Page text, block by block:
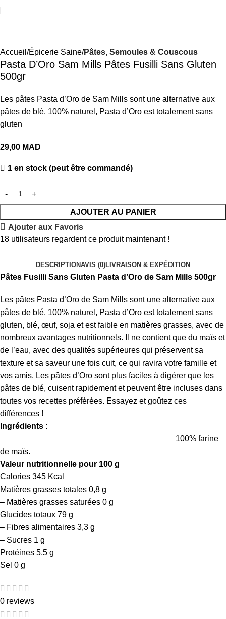
Accueil Épicerie Saine Pâtes, Semoules & Couscous
Pasta D’Oro Sam Mills Pâtes Fusilli Sans Gluten
500gr
Les pâtes Pasta d’Oro de Sam Mills sont une alternative aux
pâtes de blé. 100% naturel, Pasta d’Oro est totalement sans
gluten
29,00 MAD
1 en stock (peut être commandé)
AJOUTER AU PANIER
Ajouter aux Favoris
18 utilisateurs regardent ce produit maintenant !
DESCRIPTIONAVIS (0)LIVRAISON & EXPÉDITION
Pâtes Fusilli Sans Gluten Pasta d’Oro de Sam Mills 500gr
Les pâtes Pasta d’Oro de Sam Mills sont une alternative aux
pâtes de blé. 100% naturel, Pasta d’Oro est totalement sans
gluten, blé, œuf, soja et est faible en matières grasses, avec de
nombreux avantages nutritionnels. Il ne contient que du maïs et
de l’eau, avec des qualités supérieures qui préservent sa
texture et sa saveur une fois cuit, ce qui ravira votre famille et
vos amis. Les pâtes d’Oro sont plus faciles à digérer que les
pâtes de blé, cuisent rapidement et peuvent être incluses dans
toutes vos recettes préférées. Essayez et goûtez ces
différences !
Ingrédients :
100% farine
de maïs.
Valeur nutritionnelle pour 100 g
Calories 345 Kcal
Matières grasses totales 0,8 g
– Matières grasses saturées 0 g
Glucides totaux 79 g
– Fibres alimentaires 3,3 g
– Sucres 1 g
Protéines 5,5 g
Sel 0 g
0 reviews